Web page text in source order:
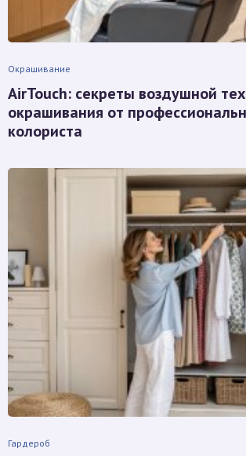
Окрашивание
AirTouch: секреты воздушной
окрашивания от
колориста
Гардероб